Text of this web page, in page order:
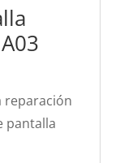
reparación
pantalla